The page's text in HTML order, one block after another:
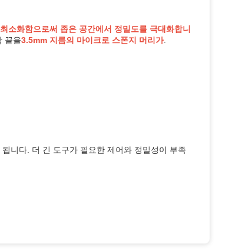
소화함으로써 좁은 공간에서 정밀도를 극대화합니
끝을3.5mm 지름의 마이크로 스폰지 머리가.
니다. 더 긴 도구가 필요한 제어와 정밀성이 부족